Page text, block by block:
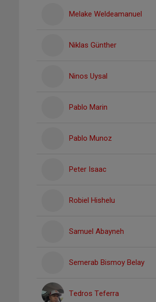
Melake Weldeamanuel
Niklas Günther
Ninos Uysal
Pablo Marin
Pablo Munoz
Peter Isaac
Robiel Hishelu
Samuel Abayneh
Semerab Bismoy Belay
Tedros Teferra